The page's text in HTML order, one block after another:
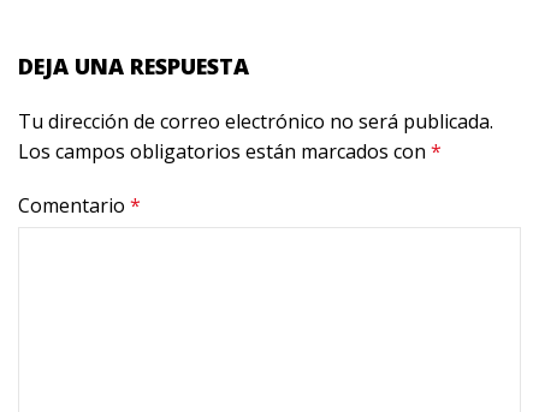
DEJA UNA RESPUESTA
Tu dirección de correo electrónico no será publicada.
Los campos obligatorios están marcados con *
Comentario *